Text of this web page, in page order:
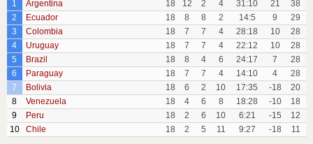
1
Argentina 18 12 2 4 31:10 21
38
2
Ecuador 18 8 8 2 14:5 9
29
3
Colombia 18 7 7 4 28:18 10
28
4
Uruguay 18 7 7 4 22:12 10
28
5
Brazil 18 8 4 6 24:17 7
28
6
Paraguay 18 7 7 4 14:10 4
28
7
Bolivia 18 6 2 10 17:35 -18
20
8
Venezuela 18 4 6 8 18:28 -10
18
9
Peru 18 2 6 10 6:21 -15
12
10
Chile 18 2 5 11 9:27 -18 11